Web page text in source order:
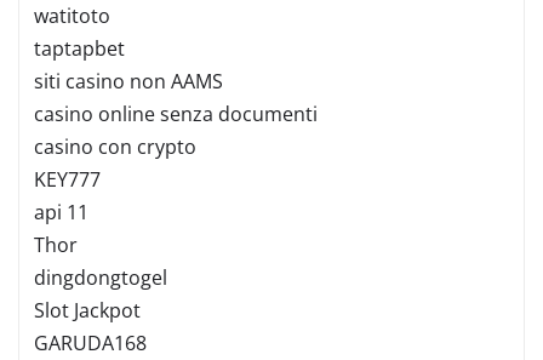
watitoto
taptapbet
siti casino non AAMS
casino online senza documenti
casino con crypto
KEY777
api 11
Thor
dingdongtogel
Slot Jackpot
GARUDA168